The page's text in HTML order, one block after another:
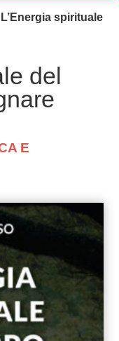
L’Energia spirituale
del
E